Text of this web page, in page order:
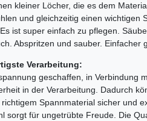
kleiner Löcher, die es dem
und gleichzeitig einen wichtigen
ist super einfach zu pflegen.
Abspritzen und sauber. Einfacher
Verarbeitung:
geschaffen, in Verbindung
in der Verarbeitung. Dadurch
Spannmaterial sicher und
sorgt für ungetrübte Freude. Die